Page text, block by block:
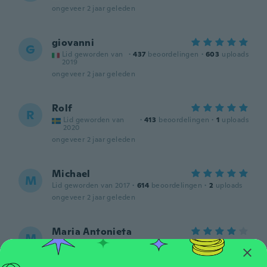
ongeveer 2 jaar geleden
G giovanni
Lid geworden van
2019
· 437 beoordelingen · 603 uploads
ongeveer 2 jaar geleden
R Rolf
Lid geworden van
2020
· 413 beoordelingen · 1 uploads
ongeveer 2 jaar geleden
M Michael
Lid geworden van 2017 · 614 beoordelingen · 2 uploads
ongeveer 2 jaar geleden
M Maria Antonieta
Lid geworden van 2015 beoordelingen · 23 uploads
Cuesta que se adhiera bien